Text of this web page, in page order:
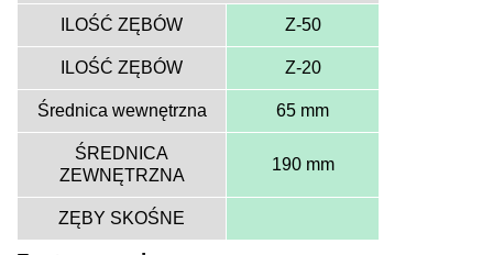
ILOŚĆ ZĘBÓW Z-50
ILOŚĆ ZĘBÓW Z-20
Średnica wewnętrzna 65 mm
ŚREDNICA
ZEWNĘTRZNA
190 mm
ZĘBY SKOŚNE